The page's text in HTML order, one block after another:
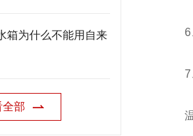
箱为什么不能用自来
全部
6、
7、
温